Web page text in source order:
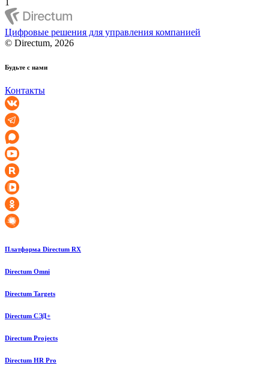
Цифровые решения для управления компанией
© Directum, 2026
Будьте с нами
Контакты
Платформа Directum RX
Directum Omni
Directum Targets
Directum СЭД+
Directum Projects
Directum HR Pro